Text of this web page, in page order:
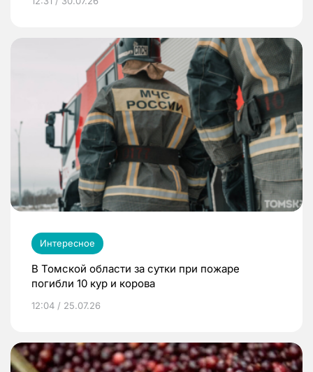
Интересное
В Томской области за сутки при пожаре
погибли 10 кур и корова
12:04 / 25.07.26